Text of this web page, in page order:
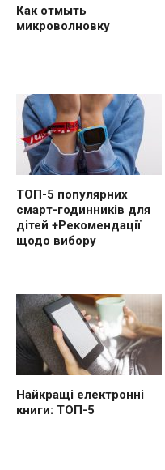
Как отмыть
микроволновку
ТОП-5 популярних
смарт-годинників для
дітей +Рекомендації
щодо вибору
Найкращі електронні
книги: ТОП-5